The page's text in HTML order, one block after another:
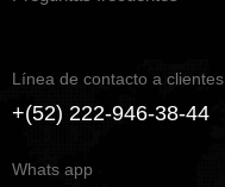
Línea de contacto a clientes
+(52) 222-946-38-44
Whats app